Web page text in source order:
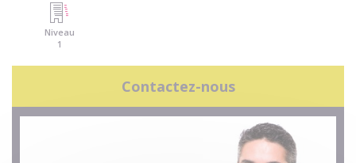
Niveau
1
Contactez-nous